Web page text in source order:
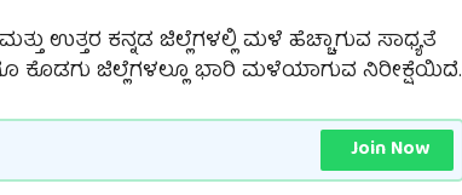
ಉತ್ತರ ಕನ್ನಡ ಜಿಲ್ಲೆಗಳಲ್ಲಿ ಮಳೆ ಹೆಚ್ಚಾಗುವ ಸಾಧ್ಯತೆ
ಕೊಡಗು ಜಿಲ್ಲೆಗಳಲ್ಲೂ ಭಾರಿ ಮಳೆಯಾಗುವ ನಿರೀಕ್ಷೆಯಿದೆ.
Join Now